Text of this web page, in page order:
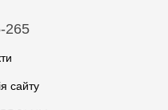
265
сайту